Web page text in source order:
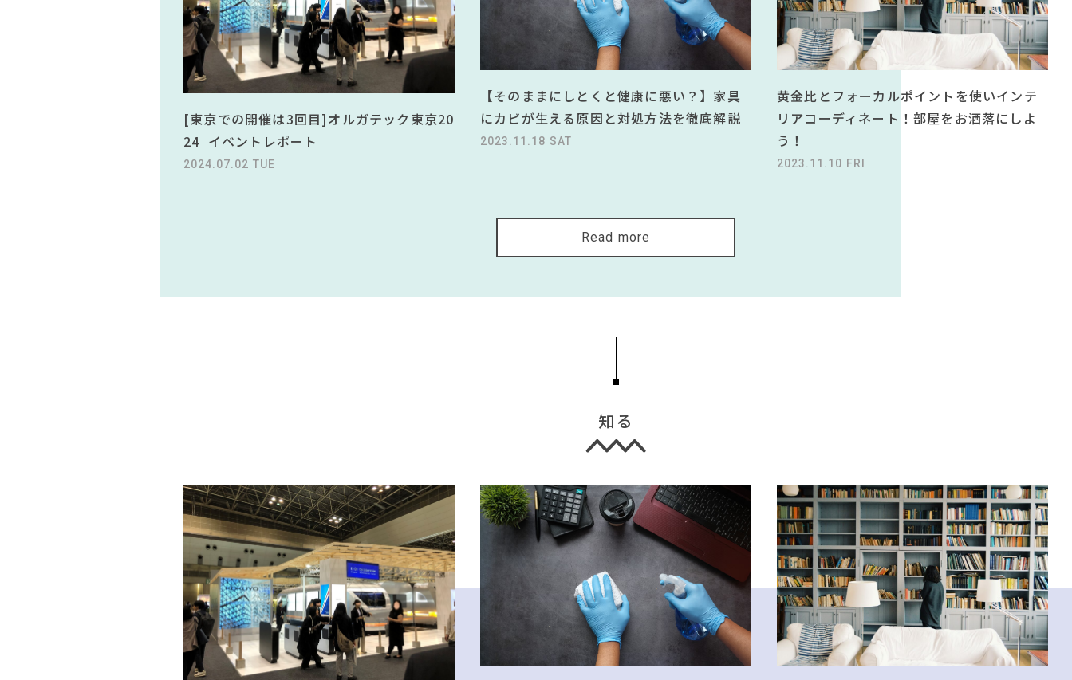
[東京での開催は3回目]オルガテック東京20
24 イベントレポート
2024.07.02 TUE
【そのままにしとくと健康に悪い？】家具
にカビが生える原因と対処方法を徹底解説
2023.11.18 SAT
黄金比とフォーカルポイントを使いインテ
リアコーディネート！部屋をお洒落にしよ
う！
2023.11.10 FRI
Read more
知る